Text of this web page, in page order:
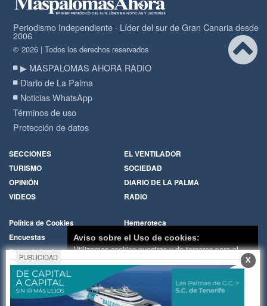
Periodismo Independiente · Líder del sur de Gran Canaria desde
2006
© 2026 | Todos los derechos reservados
▶ MASPALOMAS AHORA RADIO
Diario de La Palma
Noticias WhatsApp
Términos de uso
Protección de datos
SECCIONES
EL VENTILADOR
TURISMO
SOCIEDAD
OPINIÓN
DIARIO DE LA PALMA
VIDEOS
RADIO
Política de Cookies
Hemeroteca
Encuestas
Cartas de los lectores
Fotos de los lectores
Galerías de imágenes
Temas de actualidad
Principios Editoriales
Nosotros
Contacto
Whatsapp
PUBLICIDAD X
Aviso sobre el Uso de cookies:
Utilizamos cookies nuestras y de terceros para el
funcionamiento del digital. Puedes consultar la lista
de cookies y como desconectarlas.
Política de Privacidad y Cookies